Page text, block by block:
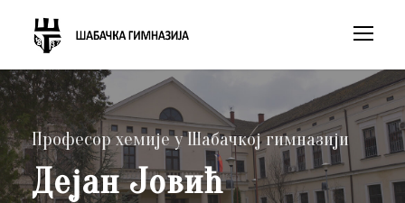
Професор хемије у Шабачкој гимназији
Дејан Јовић